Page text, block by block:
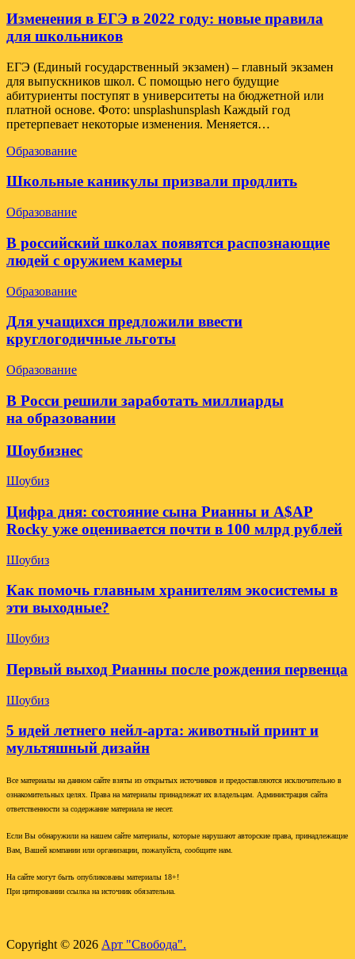
Изменения в ЕГЭ в 2022 году: новые правила
для школьников
ЕГЭ (Единый государственный экзамен) – главный экзамен
для выпускников школ. С помощью него будущие
абитуриенты поступят в университеты на бюджетной или
платной основе. Фото: unsplashunsplash Каждый год
претерпевает некоторые изменения. Меняется…
Образование
Школьные каникулы призвали продлить
Образование
В российский школах появятся распознающие
людей с оружием камеры
Образование
Для учащихся предложили ввести
круглогодичные льготы
Образование
В Росси решили заработать миллиарды
на образовании
Шоубизнес
Шоубиз
Цифра дня: состояние сына Рианны и A$AP
Rocky уже оценивается почти в 100 млрд рублей
Шоубиз
Как помочь главным хранителям экосистемы в
эти выходные?
Шоубиз
Первый выход Рианны после рождения первенца
Шоубиз
5 идей летнего нейл-арта: животный принт и
мультяшный дизайн
Все материалы на данном сайте взяты из открытых источников и предоставляются исключительно в
ознакомительных целях. Права на материалы принадлежат их владельцам. Администрация сайта
ответственности за содержание материала не несет.
Если Вы обнаружили на нашем сайте материалы, которые нарушают авторские права, принадлежащие
Вам, Вашей компании или организации, пожалуйста, сообщите нам.
На сайте могут быть опубликованы материалы 18+!
При цитировании ссылка на источник обязательна.
Copyright © 2026 Арт "Свобода".